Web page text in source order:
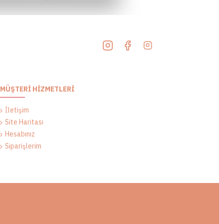
MÜŞTERI HIZMETLERI
İletişim
Site Haritası
Hesabınız
Siparişlerim